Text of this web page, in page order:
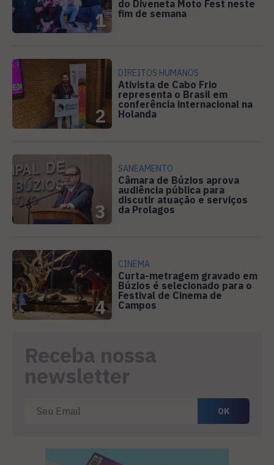
1
do Diveneta Moto Fest neste
fim de semana
2
DIREITOS HUMANOS
Ativista de Cabo Frio
representa o Brasil em
conferência internacional na
Holanda
3
SANEAMENTO
Câmara de Búzios aprova
audiência pública para
discutir atuação e serviços
da Prolagos
4
CINEMA
Curta-metragem gravado em
Búzios é selecionado para o
Festival de Cinema de
Campos
Receba nossa
newsletter